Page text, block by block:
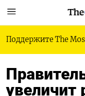
Поддержите The
увеличит